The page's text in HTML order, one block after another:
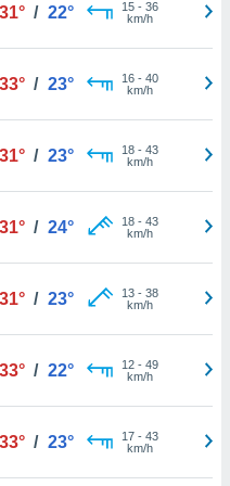
31° / 22° 15- 36
km/h
33° / 23° 16- 40
km/h
31° / 23° 18- 43
km/h
31° / 24° 18- 43
km/h
31° / 23° 13- 38
km/h
33° / 22° 12- 49
km/h
33° / 23° 17- 43
km/h